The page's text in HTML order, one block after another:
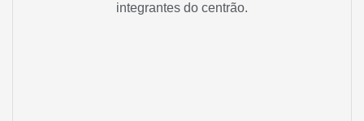
integrantes do centrão.